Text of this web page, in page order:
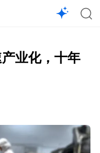
业化，十年